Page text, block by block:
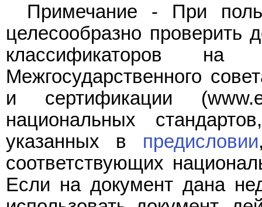
Примечание - При
целесообразно проверить
классификаторов на
Межгосударственного
и сертификации
национальных
указанных в предисловии
соответствующих
Если на документ дана